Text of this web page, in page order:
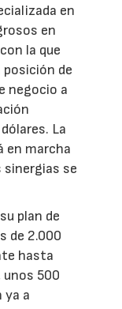
en
en
la que
posición de
negocio a
La
en marcha
sinergias se
plan de
de 2.000
hasta
unos 500
ya a